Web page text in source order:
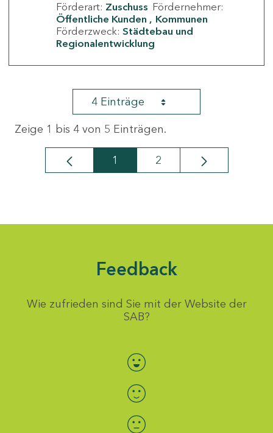
Förderart: Zuschuss Fördernehmer:
Öffentliche Kunden
Kommunen
Förderzweck: Städtebau und
Regionalentwicklung
4 Einträge
Zeige 1 bis 4 von 5 Einträgen.
Seite
1 Seite
2
Feedback
Wie zufrieden sind Sie mit der Website der
SAB?
Bewertung auswählen